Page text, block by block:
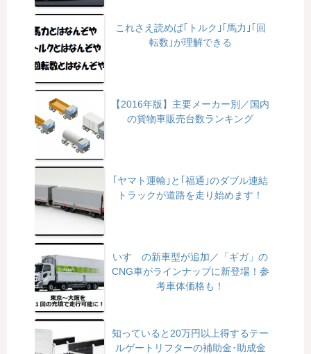
これさえ読めば｢トルク｣｢馬力｣｢回
転数｣が理解できる
【2016年版】主要メーカー別／国内
の貨物車販売台数ランキング
｢ヤマト運輸｣と｢福通｣のダブル連結
トラックが道路を走り始めます！
いすゞの新車型が追加／「ギガ」の
CNG車がラインナップに新登場！参
考車体価格も！
知っていると20万円以上得するテー
ルゲートリフターの補助金･助成金